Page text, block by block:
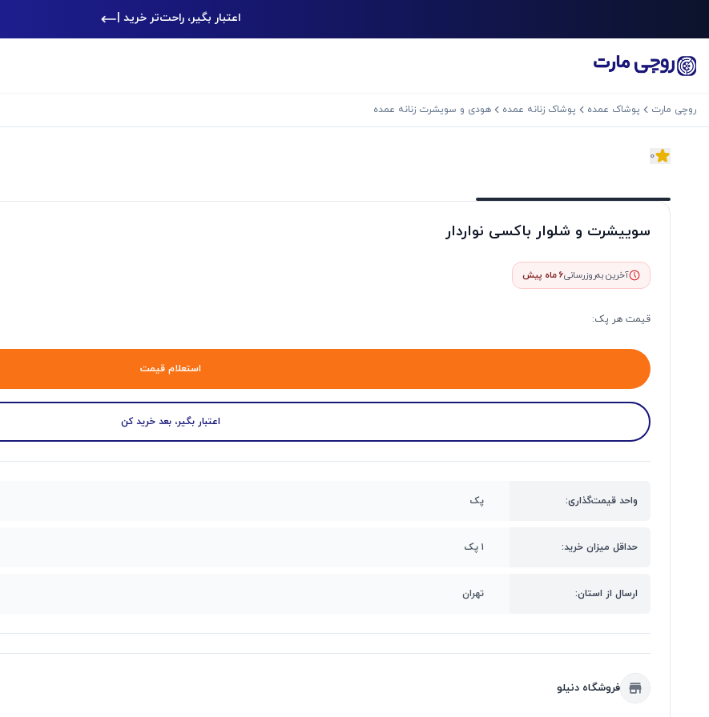
اعتبار بگیر، راحت‌تر خرید کن|
روچی مارت پوشاک عمده پوشاک زنانه عمده هودی و سویشرت زنانه عمده
0
سوییشرت و شلوار باکسی نواردار
آخرین به‌روزرسانی6 ماه پیش
قیمت هر پک:
استعلام قیمت
اعتبار بگیر، بعد خرید کن
واحد قیمت‌گذاری: پک
حداقل میزان خرید: ۱ پک
ارسال از استان: تهران
فروشگاه دنیلو